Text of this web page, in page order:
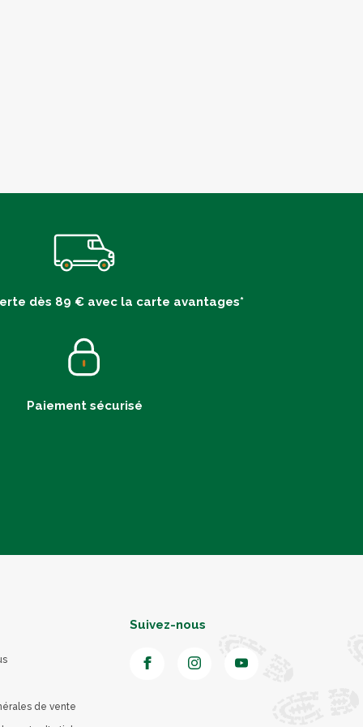
dès 89 € avec la carte avantages*
Paiement sécurisé
de vente
Suivez-nous